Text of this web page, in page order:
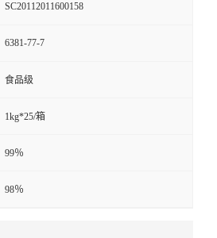
SC20112011600158
6381-77-7
食品级
1kg*25/箱
99％
98％